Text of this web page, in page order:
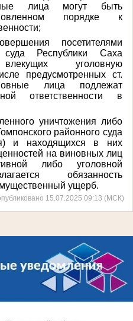
лица могут быть
порядке к
посетителями
суда Республики Саха
уголовную
предусмотренных ст.
лица подлежат
ответственности в
уничтожения либо
районного суда
и находящихся в них
на виновных лиц
либо уголовной
обязанность
ущерб.
15.07.2025 09:13 (МСК)